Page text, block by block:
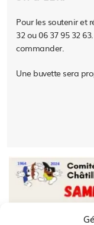
Pour les soutenir et
32 ou 06 37 95 32
commander.
Une buvette sera